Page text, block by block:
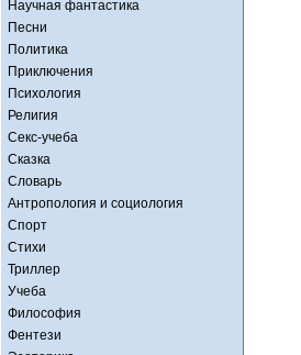
Научная фантастика
Песни
Политика
Приключения
Психология
Религия
Секс-учеба
Сказка
Словарь
Антропология и социология
Спорт
Стихи
Триллер
Учеба
Философия
Фентези